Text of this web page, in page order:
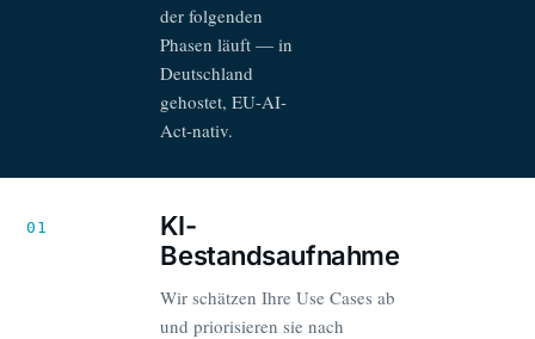
der folgenden
Phasen läuft — in
Deutschland
gehostet, EU-AI-
Act-nativ.
01
KI-
Bestandsaufnahme
Wir schätzen Ihre Use Cases ab
und priorisieren sie nach